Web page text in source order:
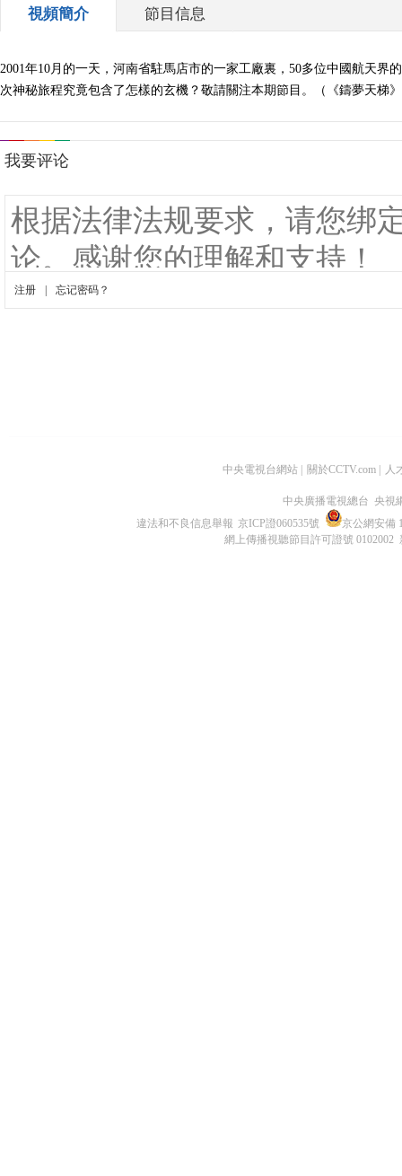
視頻簡介 節目信息
2001年10月的一天，河南省駐馬店市的一家工廠裏，50多位中國航天
次神秘旅程究竟包含了怎樣的玄機？敬請關注本期節目。（《鑄夢天梯
中央電視台網站 關於CCTV.com 人
中央廣播電視總台 央視
違法和不良信息舉報 京ICP證060535號
京公網安備
網上傳播視聽節目許可證號 0102002